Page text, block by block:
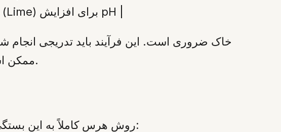
| ۶.۵ تا ۷.۰ (قلیایی) | پایین (غیرقابل دسترس) | افزودن پودر آهک (Lime) برای افزایش pH |
ممکن است یک فصل کامل طول بکشد تا رنگ جدید به طور کامل در شکوفه‌ها تثبیت شود.
روش هرس کاملاً به این بستگی دارد که گونه مورد نظر روی “شاخه‌های قدیمی” یا “شاخه‌های جدید” گل می‌دهد: